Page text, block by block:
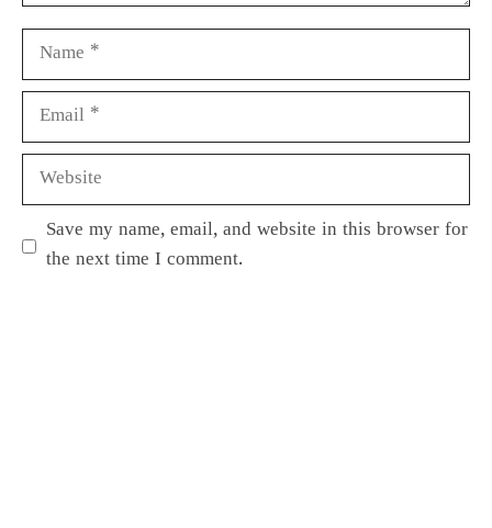
Save my name, email, and website in this browser for
the next time I comment.